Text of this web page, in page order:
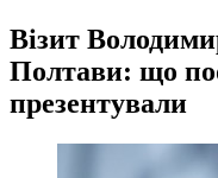
Візит
Полтави: що
презентували